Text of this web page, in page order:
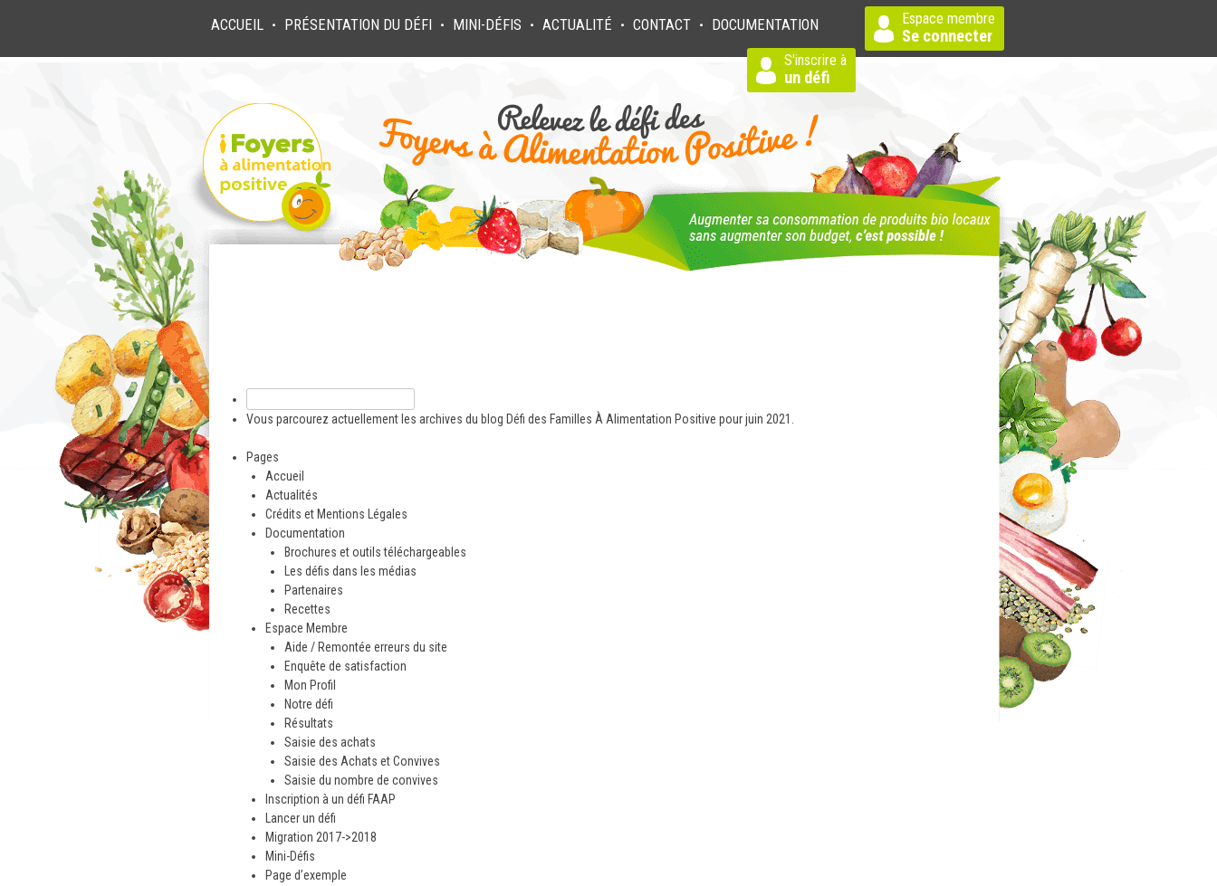
ACCUEIL ● PRÉSENTATION DU DÉFI ● MINI-DÉFIS ● ACTUALITÉ ● CONTACT ● DOCUMENTATION Espace membre
Se connecter
S'inscrire à
un défi
Vous parcourez actuellement les archives du blog Défi des Familles À Alimentation Positive pour juin 2021.
Pages
Accueil
Actualités
Crédits et Mentions Légales
Documentation
Brochures et outils téléchargeables
Les défis dans les médias
Partenaires
Recettes
Espace Membre
Aide / Remontée erreurs du site
Enquête de satisfaction
Mon Profil
Notre défi
Résultats
Saisie des achats
Saisie des Achats et Convives
Saisie du nombre de convives
Inscription à un défi FAAP
Lancer un défi
Migration 2017->2018
Mini-Défis
Page d’exemple